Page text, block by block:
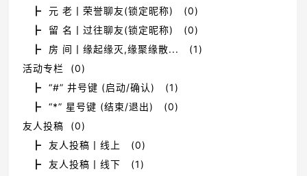
┣ 元 老丨荣誉聊友(锁定昵称) (0)
┣ 留 名丨过往聊友(锁定昵称) (0)
┣ 房 间丨缘起缘灭,缘聚缘散... (1)
活动专栏 (0)
┣ “#” 井号键 (启动/确认) (1)
┣ “*” 星号键 (结束/退出) (0)
友人投稿 (0)
┣ 友人投稿丨线上 (0)
┣ 友人投稿丨线下 (1)